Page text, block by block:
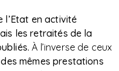
l’Etat en activité
les retraités de la
À l’inverse de ceux
mêmes prestations